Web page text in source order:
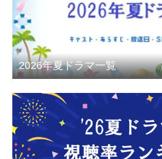
2026年夏ドラマ一覧